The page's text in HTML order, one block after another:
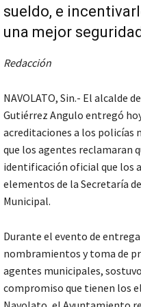
sueldo, e
una mejor
Redacción
NAVOLATO, Sin.- El alcalde
Gutiérrez Angulo entregó
acreditaciones a los policías
que los agentes reclamaran
identificación oficial que los
elementos de la Secretaría
Municipal.
Durante el evento de
nombramientos y toma de
agentes municipales,
compromiso que tienen los